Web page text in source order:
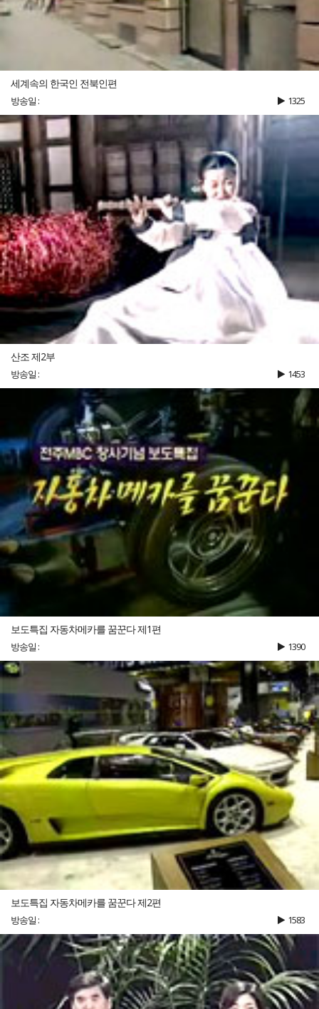
세계속의 한국인 전북인편
방송일 : 1325
산조 제2부
방송일 : 1453
보도특집 자동차메카를 꿈꾼다 제1편
방송일 : 1390
보도특집 자동차메카를 꿈꾼다 제2편
방송일 : 1583